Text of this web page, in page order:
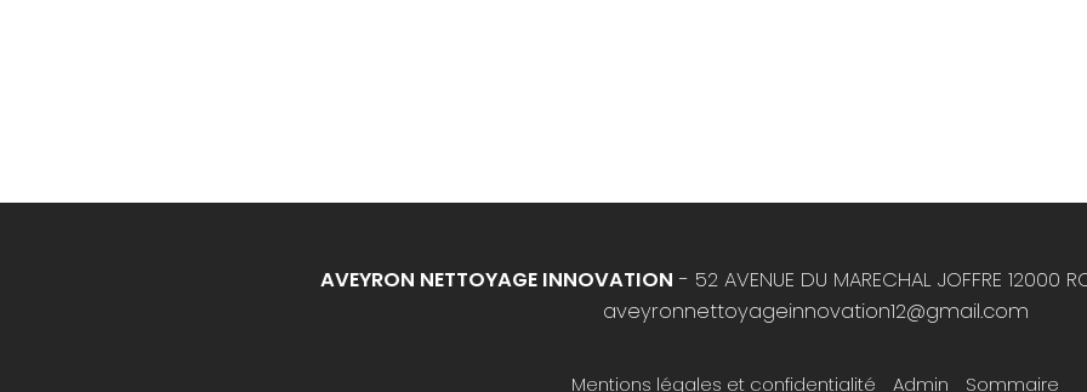
AVEYRON NETTOYAGE INNOVATION - 52 AVENUE DU MARECHAL JOFFRE 12000
aveyronnettoyageinnovation12@gmail.com
Mentions légales et confidentialité Admin Sommaire